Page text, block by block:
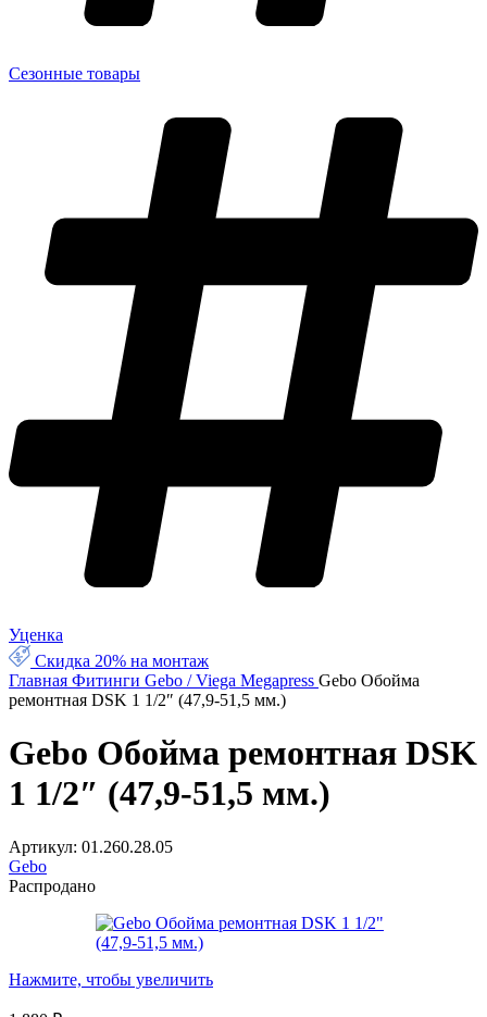
Сезонные товары
Уценка
Скидка 20% на монтаж
Главная Фитинги Gebo / Viega Megapress Gebo Обойма
ремонтная DSK 1 1/2″ (47,9-51,5 мм.)
Gebo Обойма ремонтная DSK
1 1/2″ (47,9-51,5 мм.)
Артикул: 01.260.28.05
Gebo
Распродано
Нажмите, чтобы увеличить